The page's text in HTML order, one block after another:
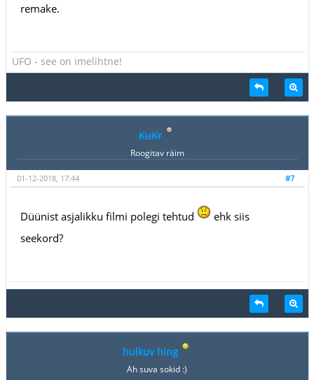
remake.
UFO - see on imelihtne!
KuKr
Roogitav räim
#7
01-12-2018, 17:44
Düünist asjalikku filmi polegi tehtud
ehk siis
seekord?
hulkuv hing
Ah suva sokid :)